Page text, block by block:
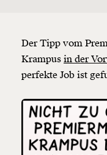
Der Tipp vom
Krampus in der
perfekte Job ist